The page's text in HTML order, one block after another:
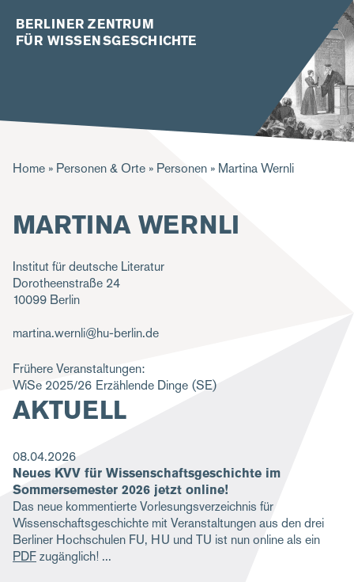
BERLINER ZENTRUM
FÜR WISSENSGESCHICHTE
P
a
n
a
v
g
a
t
i
o
n
Home Personen & Orte Personen Martina Wernli
MARTINA WERNLI
Institut für deutsche Literatur
Dorotheenstraße 24
10099 Berlin
martina.wernli@hu-berlin.de
Frühere Veranstaltungen:
WiSe 2025/26 Erzählende Dinge (SE)
AKTUELL
08.04.2026
Neues KVV für Wissenschaftsgeschichte im
Sommersemester 2026 jetzt online!
Das neue kommentierte Vorlesungsverzeichnis für
Wissenschaftsgeschichte mit Veranstaltungen aus den drei
Berliner Hochschulen FU, HU und TU ist nun online als ein
PDFzugänglich!